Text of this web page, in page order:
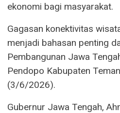
ekonomi bagi masyarakat.
Gagasan konektivitas
menjadi bahasan penting
Pembangunan Jawa
Pendopo Kabupaten
(3/6/2026).
Gubernur Jawa Tengah,